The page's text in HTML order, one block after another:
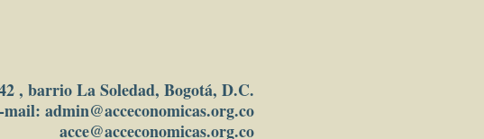
, barrio La Soledad, Bogotá, D.C.
admin@acceconomicas.org.co
acce@acceconomicas.org.co